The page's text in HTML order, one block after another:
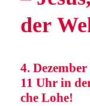
der
4.
11 Uhr in
che Lohe!